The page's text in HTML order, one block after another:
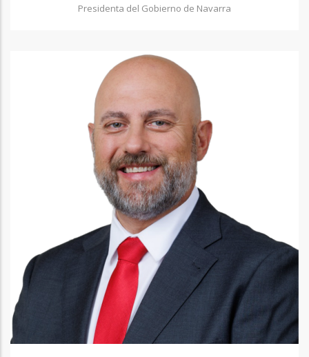
Presidenta del Gobierno de Navarra